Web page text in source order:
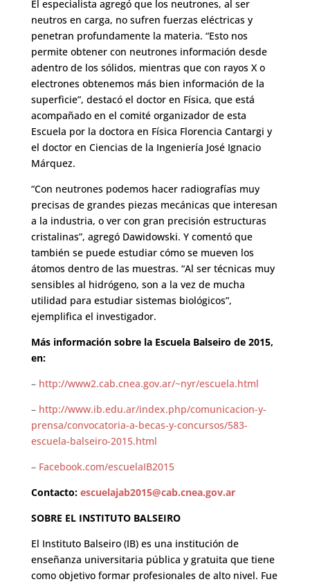
El especialista agregó que los neutrones, al ser
neutros en carga, no sufren fuerzas eléctricas y
penetran profundamente la materia. “Esto nos
permite obtener con neutrones información desde
adentro de los sólidos, mientras que con rayos X o
electrones obtenemos más bien información de la
superficie”, destacó el doctor en Física, que está
acompañado en el comité organizador de esta
Escuela por la doctora en Física Florencia Cantargi y
el doctor en Ciencias de la Ingeniería José Ignacio
Márquez.
“Con neutrones podemos hacer radiografías muy
precisas de grandes piezas mecánicas que interesan
a la industria, o ver con gran precisión estructuras
cristalinas”, agregó Dawidowski. Y comentó que
también se puede estudiar cómo se mueven los
átomos dentro de las muestras. “Al ser técnicas muy
sensibles al hidrógeno, son a la vez de mucha
utilidad para estudiar sistemas biológicos”,
ejemplifica el investigador.
Más información sobre la Escuela Balseiro de 2015,
en:
– http://www2.cab.cnea.gov.ar/~nyr/escuela.html
– http://www.ib.edu.ar/index.php/comunicacion-y-
prensa/convocatoria-a-becas-y-concursos/583-
escuela-balseiro-2015.html
– Facebook.com/escuelaIB2015
Contacto: escuelajab2015@cab.cnea.gov.ar
SOBRE EL INSTITUTO BALSEIRO
El Instituto Balseiro (IB) es una institución de
enseñanza universitaria pública y gratuita que tiene
como objetivo formar profesionales de alto nivel. Fue